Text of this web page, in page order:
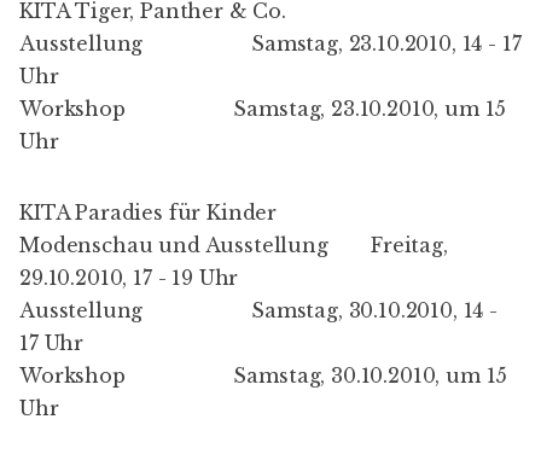
KITA Tiger, Panther & Co.
Ausstellung Samstag, 23.10.2010, 14 - 17
Uhr
Workshop Samstag, 23.10.2010, um 15
Uhr
KITA Paradies für Kinder
Modenschau und Ausstellung Freitag,
29.10.2010, 17 - 19 Uhr
Ausstellung Samstag, 30.10.2010, 14 -
17 Uhr
Workshop Samstag, 30.10.2010, um 15
Uhr